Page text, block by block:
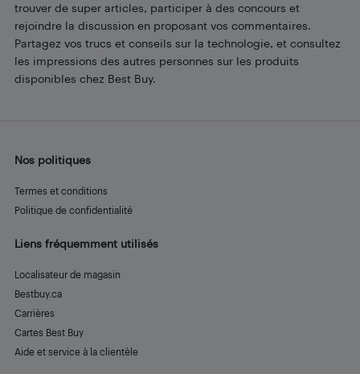
trouver de super articles, participer à des concours et
rejoindre la discussion en proposant vos commentaires.
Partagez vos trucs et conseils sur la technologie, et consultez
les impressions des autres personnes sur les produits
disponibles chez Best Buy.
Nos politiques
Termes et conditions
Politique de confidentialité
Liens fréquemment utilisés
Localisateur de magasin
Bestbuy.ca
Carrières
Cartes Best Buy
Aide et service à la clientèle